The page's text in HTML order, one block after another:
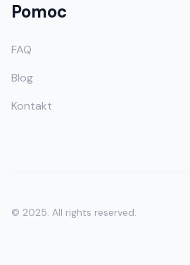
Pomoc
FAQ
Blog
Kontakt
© 2025. All rights reserved.